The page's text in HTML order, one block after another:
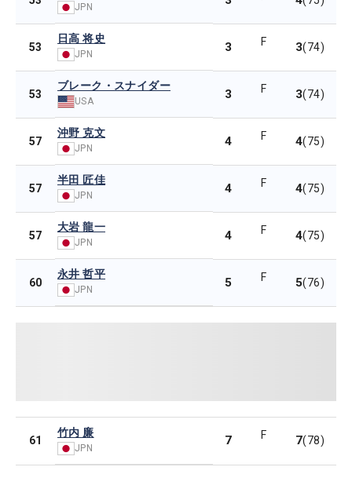
JPN
53
日高 将史
JPN 3 F 3(74)
53
ブレーク・スナイダー
USA 3 F 3(74)
57
沖野 克文
JPN 4 F 4(75)
57
半田 匠佳
JPN 4 F 4(75)
57
大岩 龍一
JPN 4 F 4(75)
60
永井 哲平
JPN 5 F 5(76)
61
竹内 廉
JPN
7 F 7(78)